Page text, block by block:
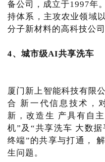
备公司，成立于1997年
持体系，主攻农业领域
分子新材料的高科技公司
4、城市级AI共享洗车
厦门新上智能科技有限
合 新一代信息技术，
新，改造生 产具有自
机”及“共享洗车 大数
终端”的共享与打通，
生问题。